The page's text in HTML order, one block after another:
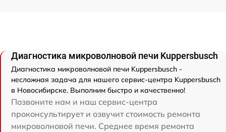
Диагностика микроволновой печи Kuppersbusch
Диагностика микроволновой печи Kuppersbusch -
несложная задача для нашего сервис-центра Kuppersbusch
в Новосибирске. Выполним быстро и качественно!
Позвоните нам и наш сервис-центра
проконсультирует и озвучит стоимость ремонта
микроволновой печи. Среднее время ремонта